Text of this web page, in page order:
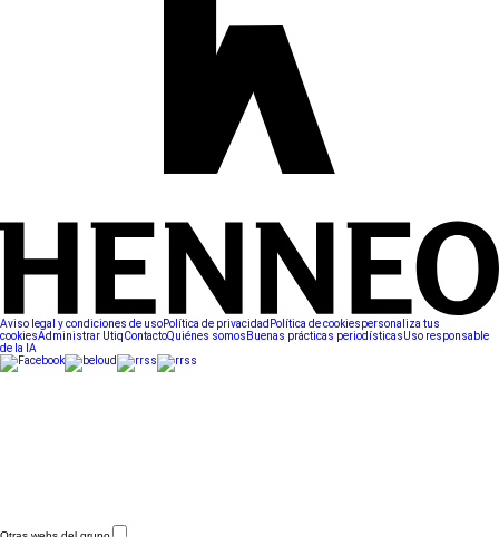
Aviso legal y condiciones de usoPolítica de privacidad Política de cookiespersonaliza tus
cookiesAdministrar UtiqContactoQuiénes somos Buenas prácticas periodísticasUso responsable
de la IA